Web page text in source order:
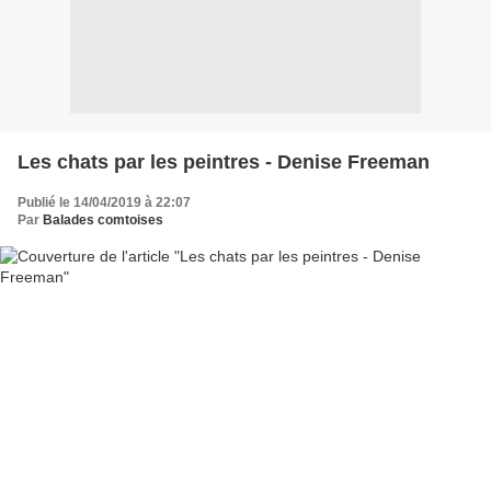
Les chats par les peintres - Denise Freeman
Publié le 14/04/2019 à 22:07
Par Balades comtoises